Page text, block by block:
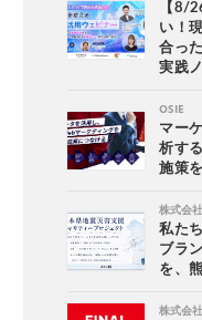
【8/
い！
合っ
実践
OSIE
マー
析す
施策
株式会
私た
ブラ
を、
株式会